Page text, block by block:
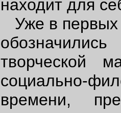
находит для
Уже в первых
творческой
социально-
времени,